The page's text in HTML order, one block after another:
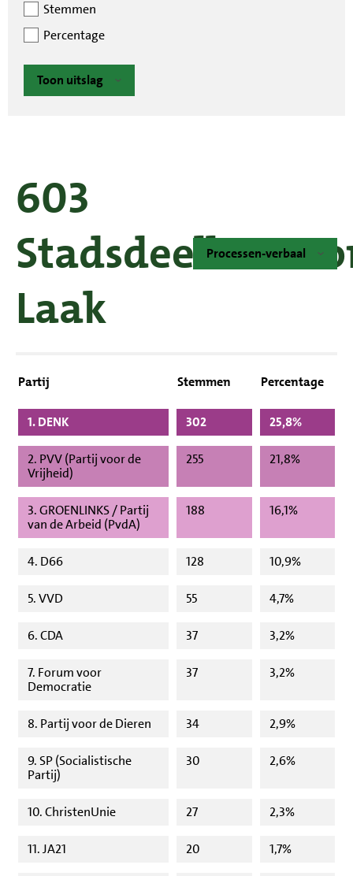
Stemmen
Percentage
Toon uitslag
603
Laak
Processen-verbaal
Partij Stemmen Percentage
1. DENK 302 25,8%
2. PVV (Partij voor de
Vrijheid)
255 21,8%
3. GROENLINKS / Partij
van de Arbeid (PvdA)
188 16,1%
4. D66 128 10,9%
5. VVD 55 4,7%
6. CDA 37 3,2%
7. Forum voor
Democratie
37 3,2%
8. Partij voor de Dieren 34 2,9%
9. SP (Socialistische
Partij)
30 2,6%
10. ChristenUnie 27 2,3%
11. JA21 20 1,7%